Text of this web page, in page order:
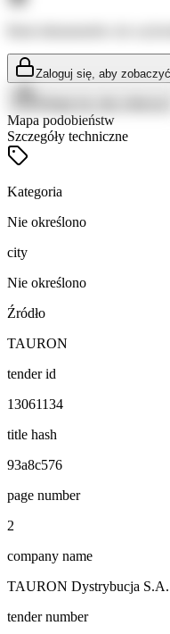
Zaloguj się, aby zobaczyć
Mapa podobieństw
Szczegóły techniczne
Kategoria
Nie określono
city
Nie określono
Źródło
TAURON
tender id
13061134
title hash
93a8c576
page number
2
company name
TAURON Dystrybucja S.A.
tender number